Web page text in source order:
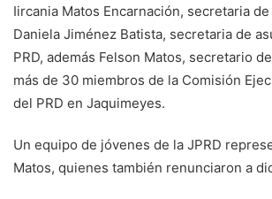
Iircania Matos Encarnación, secretaria
Daniela Jiménez Batista, secretaria de
PRD, además Felson Matos, secretario
más de 30 miembros de la Comisión
del PRD en Jaquimeyes.
Un equipo de jóvenes de la JPRD
Matos, quienes también renunciaron a